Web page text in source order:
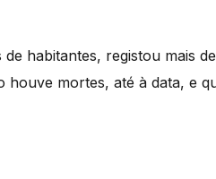
habitantes, registou mais
houve mortes, até à data, e